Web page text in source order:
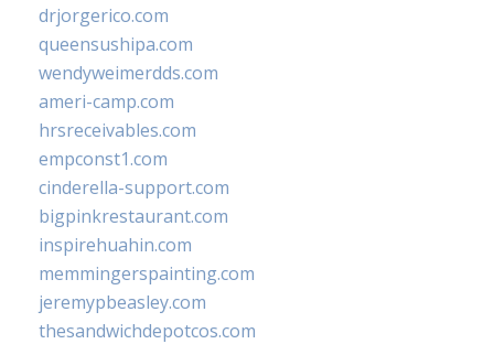
drjorgerico.com
queensushipa.com
wendyweimerdds.com
ameri-camp.com
hrsreceivables.com
empconst1.com
cinderella-support.com
bigpinkrestaurant.com
inspirehuahin.com
memmingerspainting.com
jeremypbeasley.com
thesandwichdepotcos.com